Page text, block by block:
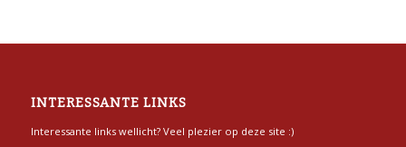
INTERESSANTE LINKS
Interessante links wellicht? Veel plezier op deze site :)